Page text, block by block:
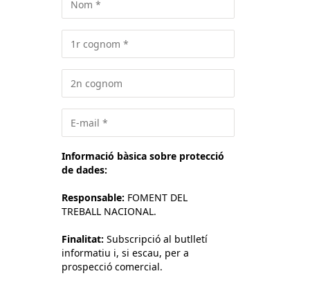
Informació bàsica sobre protecció
de dades:
Responsable: FOMENT DEL
TREBALL NACIONAL.
Finalitat: Subscripció al butlletí
informatiu i, si escau, per a
prospecció comercial.